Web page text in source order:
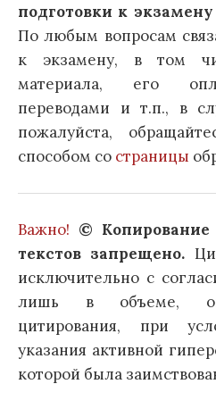
подготовки к
По любым вопросам
к экзамену, в том
материала, его
переводами и т.п., в
пожалуйста,
способом со страницы
Важно! © Копирование
текстов запрещено.
исключительно с
лишь в объеме,
цитирования, при
указания активной
которой была